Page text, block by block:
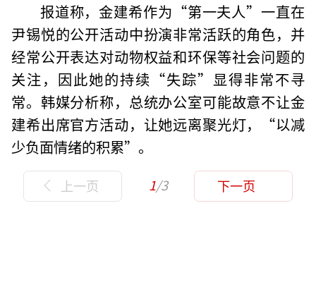
报道称，金建希作为“第一夫人”一直在
尹锡悦的公开活动中扮演非常活跃的角色，并
经常公开表达对动物权益和环保等社会问题的
关注，因此她的持续“失踪”显得非常不寻
常。韩媒分析称，总统办公室可能故意不让金
建希出席官方活动，让她远离聚光灯，“以减
少负面情绪的积累”。
上一页 1/3 下一页